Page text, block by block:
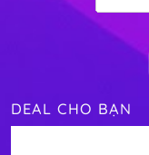
DEAL CHO BẠN